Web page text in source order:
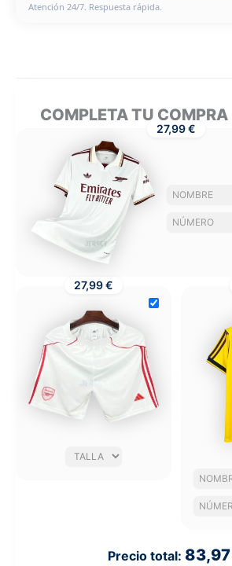
Atención 24/7. Respuesta rápida.
COMPLETA TU COMPRA
27,99 €
27,99 €
Precio total: